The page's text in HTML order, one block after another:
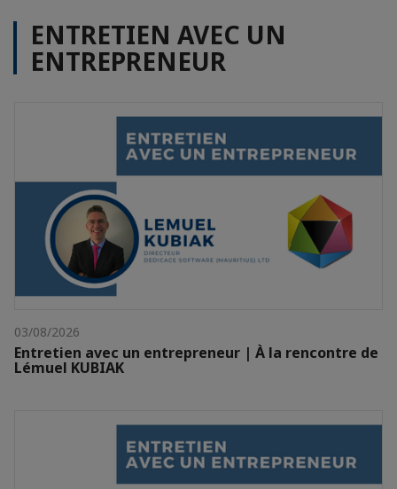
ENTRETIEN AVEC UN
ENTREPRENEUR
03/08/2026
Entretien avec un entrepreneur | À la rencontre de
Lémuel KUBIAK